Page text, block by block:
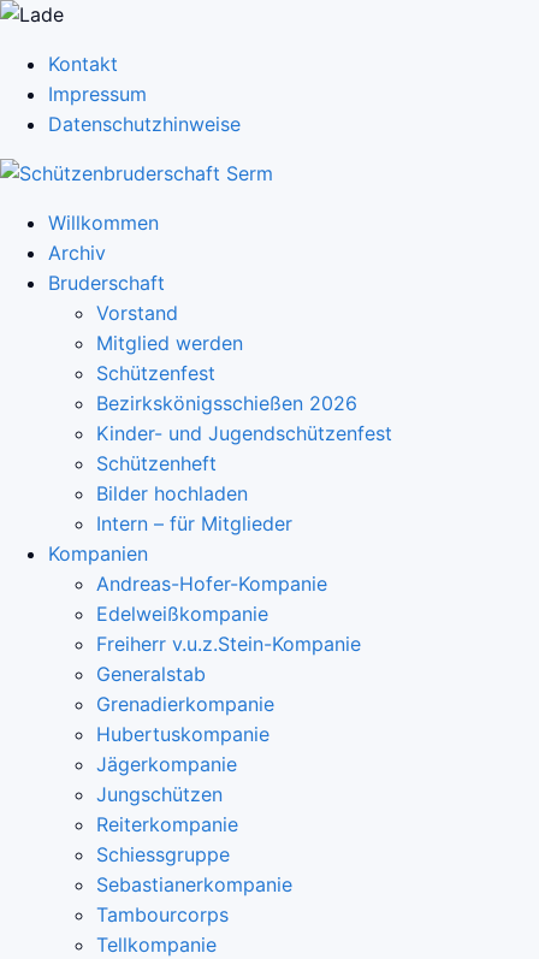
Kontakt
Impressum
Datenschutzhinweise
Willkommen
Archiv
Bruderschaft
Vorstand
Mitglied werden
Schützenfest
Bezirkskönigsschießen 2026
Kinder- und Jugendschützenfest
Schützenheft
Bilder hochladen
Intern – für Mitglieder
Kompanien
Andreas-Hofer-Kompanie
Edelweißkompanie
Freiherr v.u.z.Stein-Kompanie
Generalstab
Grenadierkompanie
Hubertuskompanie
Jägerkompanie
Jungschützen
Reiterkompanie
Schiessgruppe
Sebastianerkompanie
Tambourcorps
Tellkompanie